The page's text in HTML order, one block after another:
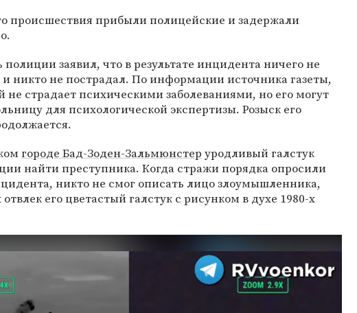
происшествия прибыли полицейские и задержали
заявил, что в результате инцидента ничего не
никто не пострадал. По информации источника газеты,
не страдает психическими заболеваниями, но его могут
для психологической экспертизы. Розыск его
городе Бад-Зоден-Зальмюнстер уродливый галстук
найти преступника. Когда стражи порядка опросили
никто не смог описать лицо злоумышленника,
отвлек его цветастый галстук с рисунком в духе 1980-х